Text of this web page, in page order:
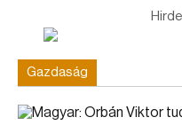
Gazdaság